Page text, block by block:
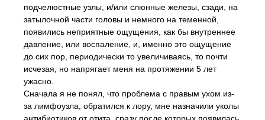
подчелюстные узлы, и/или слюнные железы, сзади, на
затылочной части головы и немного на теменной,
появились неприятные ощущения, как бы внутреннее
давление, или воспаление, и, именно это ощущение
до сих пор, периодически то увеличиваясь, то почти
исчезая, но напрягает меня на протяжении 5 лет
ужасно.
Сначала я не понял, что проблема с правым ухом из-
за лимфоузла, обратился к лору, мне назначили уколы